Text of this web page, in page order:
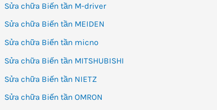
Sửa chữa Biến tần M-driver
Sửa chữa Biến tần MEIDEN
Sửa chữa Biến tần micno
Sửa chữa Biến tần MITSHUBISHI
Sửa chữa Biến tần NIETZ
Sửa chữa Biến tần OMRON